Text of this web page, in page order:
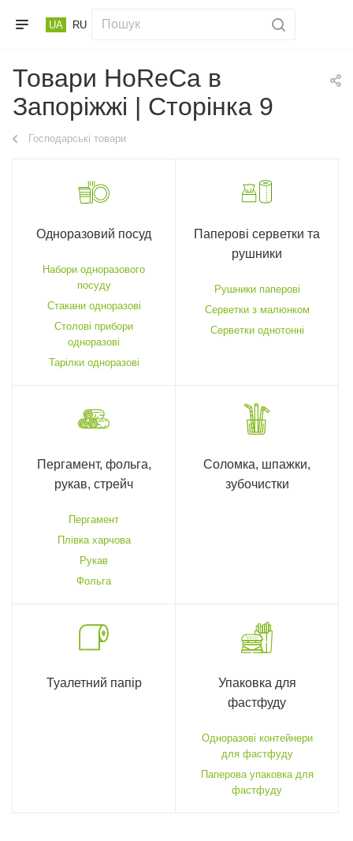
UA RU
Товари HoReCa в
Запоріжжі | Сторінка 9
Господарські товари
Одноразовий посуд
Набори одноразового
посуду
Стакани одноразові
Столові прибори
одноразові
Тарілки одноразові
Паперові серветки та
рушники
Рушники паперові
Серветки з малюнком
Серветки однотонні
Пергамент, фольга,
рукав, стрейч
Пергамент
Плівка харчова
Рукав
Фольга
Соломка, шпажки,
зубочистки
Туалетний папір
Упаковка для
фастфуду
Одноразові контейнери
для фастфуду
Паперова упаковка для
фастфуду